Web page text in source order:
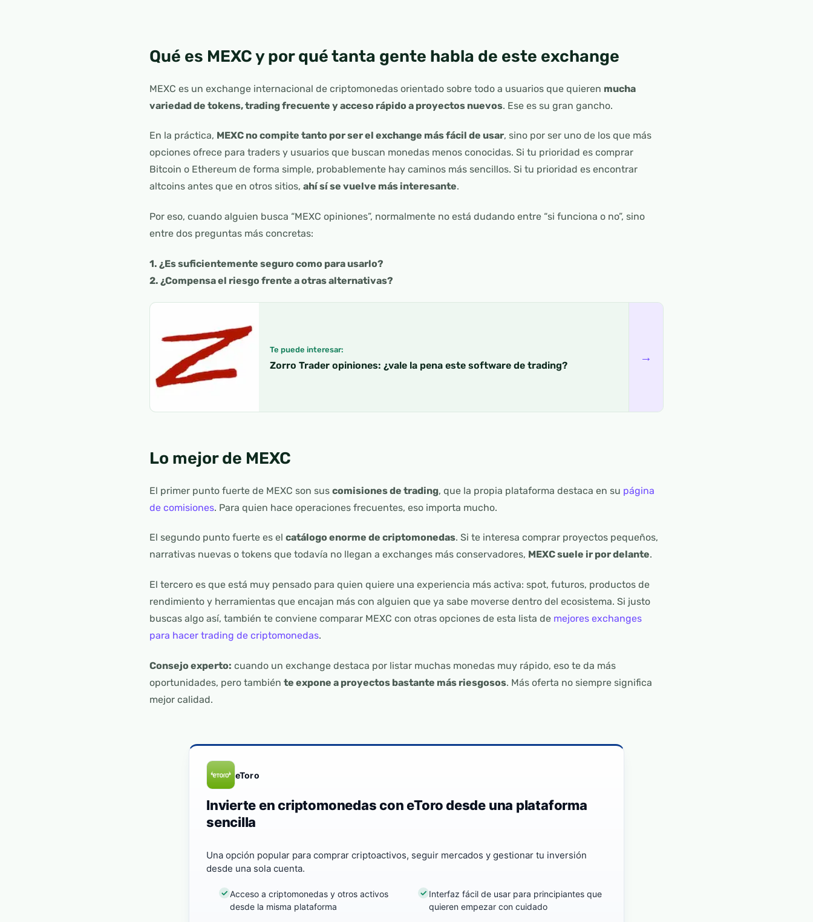
Qué es MEXC y por qué tanta gente habla de este exchange
MEXC es un exchange internacional de criptomonedas orientado sobre todo a usuarios que quieren mucha
variedad de tokens, trading frecuente y acceso rápido a proyectos nuevos. Ese es su gran gancho.
En la práctica, MEXC no compite tanto por ser el exchange más fácil de usar, sino por ser uno de los que más
opciones ofrece para traders y usuarios que buscan monedas menos conocidas. Si tu prioridad es comprar
Bitcoin o Ethereum de forma simple, probablemente hay caminos más sencillos. Si tu prioridad es encontrar
altcoins antes que en otros sitios, ahí sí se vuelve más interesante.
Por eso, cuando alguien busca “MEXC opiniones”, normalmente no está dudando entre “si funciona o no”, sino
entre dos preguntas más concretas:
1. ¿Es suficientemente seguro como para usarlo?
2. ¿Compensa el riesgo frente a otras alternativas?
Te puede interesar:
Zorro Trader opiniones: ¿vale la pena este software de trading?
→
Lo mejor de MEXC
El primer punto fuerte de MEXC son sus comisiones de trading, que la propia plataforma destaca en su página
de comisiones. Para quien hace operaciones frecuentes, eso importa mucho.
El segundo punto fuerte es el catálogo enorme de criptomonedas. Si te interesa comprar proyectos pequeños,
narrativas nuevas o tokens que todavía no llegan a exchanges más conservadores, MEXC suele ir por delante.
El tercero es que está muy pensado para quien quiere una experiencia más activa: spot, futuros, productos de
rendimiento y herramientas que encajan más con alguien que ya sabe moverse dentro del ecosistema. Si justo
buscas algo así, también te conviene comparar MEXC con otras opciones de esta lista de mejores exchanges
para hacer trading de criptomonedas.
Consejo experto: cuando un exchange destaca por listar muchas monedas muy rápido, eso te da más
oportunidades, pero también te expone a proyectos bastante más riesgosos. Más oferta no siempre significa
mejor calidad.
eToro
Invierte en criptomonedas con eToro desde una plataforma
sencilla
Una opción popular para comprar criptoactivos, seguir mercados y gestionar tu inversión
desde una sola cuenta.
Acceso a criptomonedas y otros activos
desde la misma plataforma
Interfaz fácil de usar para principiantes que
quieren empezar con cuidado